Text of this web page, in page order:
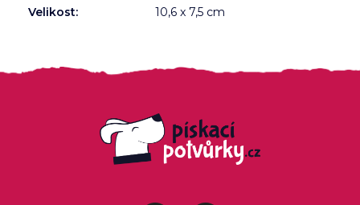
Velikost: 10,6 x 7,5 cm